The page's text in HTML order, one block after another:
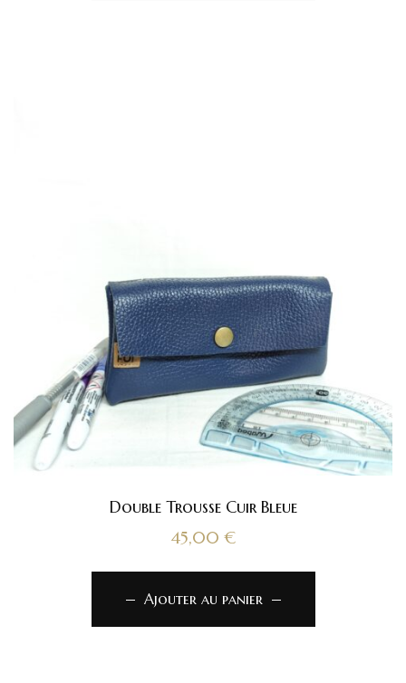
Double Trousse Cuir Bleue
45,00 €
Ajouter au panier